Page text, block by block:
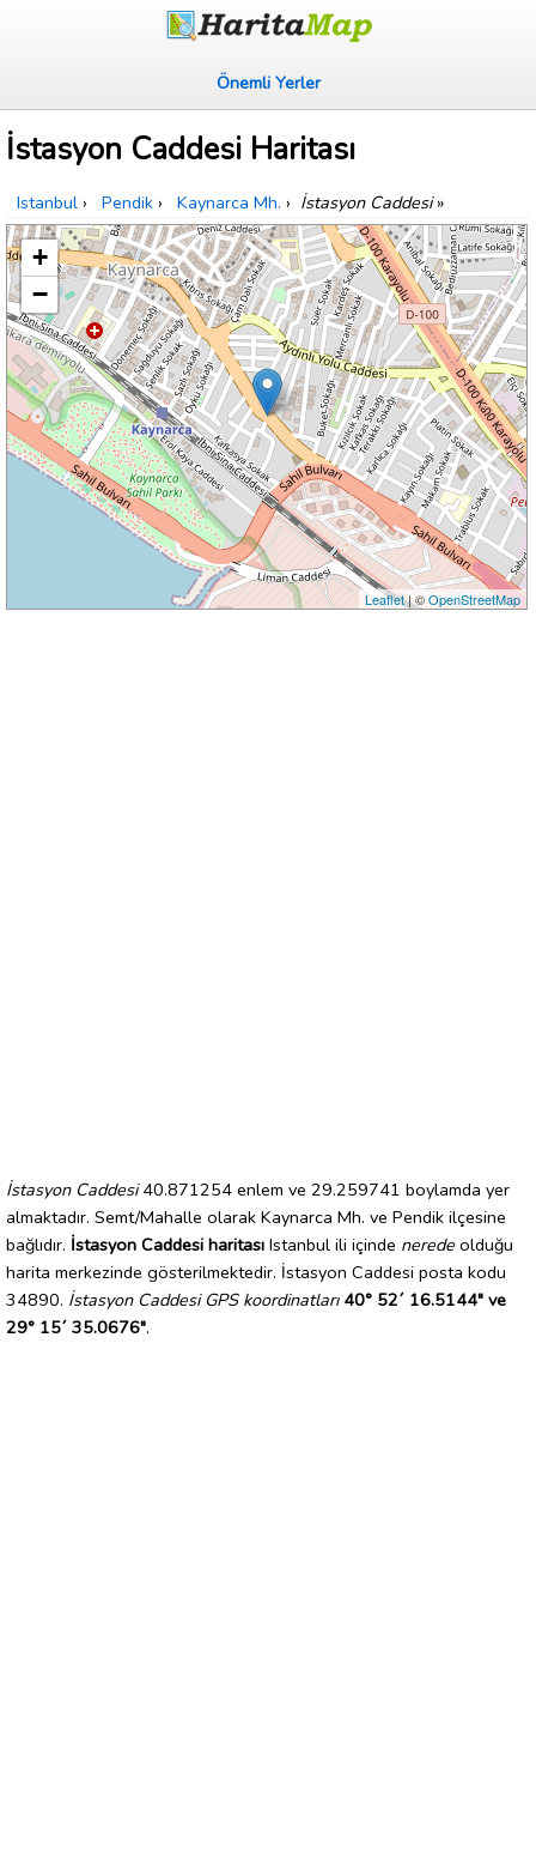
Önemli Yerler
İstasyon Caddesi Haritası
Istanbul › Pendik › Kaynarca Mh. › İstasyon Caddesi»
+
−
Leaflet| ©OpenStreetMap
İstasyon Caddesi40.871254 enlem ve 29.259741 boylamda yer
almaktadır. Semt/Mahalle olarak Kaynarca Mh. ve Pendik ilçesine
bağlıdır. İstasyon Caddesi haritası Istanbul ili içinde nerede olduğu
harita merkezinde gösterilmektedir. İstasyon Caddesi posta kodu
34890. İstasyon Caddesi GPS koordinatları 40° 52´ 16.5144" ve
29° 15´ 35.0676".